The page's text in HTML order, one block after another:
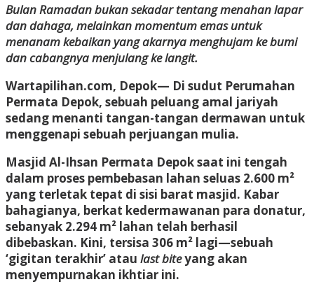
Bulan Ramadan bukan sekadar tentang menahan lapar
dan dahaga, melainkan momentum emas untuk
menanam kebaikan yang akarnya menghujam ke bumi
dan cabangnya menjulang ke langit.
Wartapilihan.com, Depok— Di sudut Perumahan
Permata Depok, sebuah peluang amal jariyah
sedang menanti tangan-tangan dermawan untuk
menggenapi sebuah perjuangan mulia.
Masjid Al-Ihsan Permata Depok saat ini tengah
dalam proses pembebasan lahan seluas 2.600 m²
yang terletak tepat di sisi barat masjid. Kabar
bahagianya, berkat kedermawanan para donatur,
sebanyak 2.294 m² lahan telah berhasil
dibebaskan. Kini, tersisa 306 m² lagi—sebuah
‘gigitan terakhir’ atau last biteyang akan
menyempurnakan ikhtiar ini.